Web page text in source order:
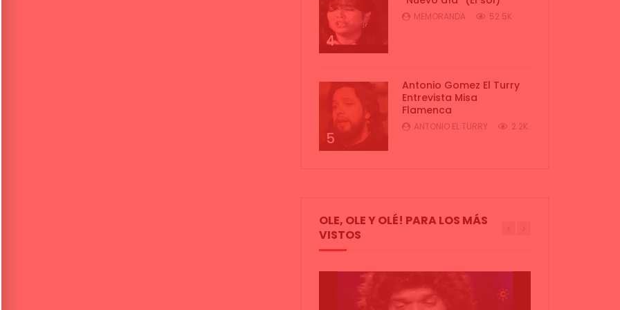
4
MEMORANDA 52.5K
5
Antonio Gomez El Turry
Entrevista Misa
Flamenca
ANTONIO EL TURRY 2.2K
OLE, OLE Y OLÉ! PARA LOS MÁS
VISTOS